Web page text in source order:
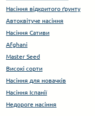
Насіння відкритого ґрунту
Автоквітуче насіння
Насіння Сативи
Afghani
Master Seed
Високі сорти
Насіння для новачків
Насіння Іспанії
Недороге насіння